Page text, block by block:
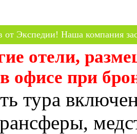
от Экспедии! Наша компания
отели,
офисе при
тура